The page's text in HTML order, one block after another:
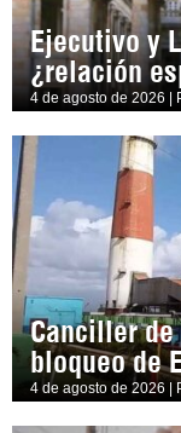
Ejecutivo y
¿relación
4 de agosto de 2026 |
Canciller
bloqueo de
4 de agosto de 2026 |